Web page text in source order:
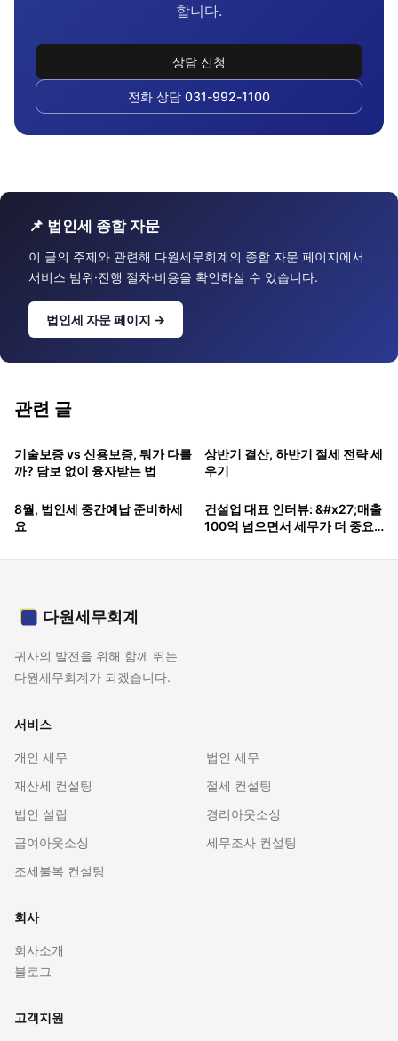
합니다.
상담 신청
전화 상담 031-992-1100
📌 법인세 종합 자문
이 글의 주제와 관련해 다원세무회계의 종합 자문 페이지에서
서비스 범위·진행 절차·비용을 확인하실 수 있습니다.
법인세 자문 페이지 →
관련 글
기술보증 vs 신용보증, 뭐가 다를
까? 담보 없이 융자받는 법
상반기 결산, 하반기 절세 전략 세
우기
8월, 법인세 중간예납 준비하세
요
건설업 대표 인터뷰: &#x27;매출
100억 넘으면서 세무가 더 중요
다원세무회계
귀사의 발전을 위해 함께 뛰는
다원세무회계가 되겠습니다.
서비스
개인 세무
법인 세무
재산세 컨설팅
절세 컨설팅
법인 설립
경리아웃소싱
급여아웃소싱
세무조사 컨설팅
조세불복 컨설팅
회사
회사소개
블로그
고객지원